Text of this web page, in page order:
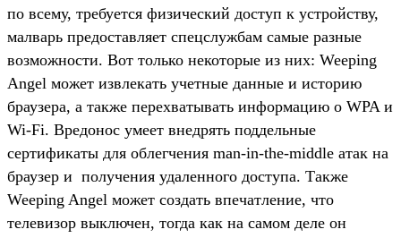
по всему, требуется физический доступ к устройству,
малварь предоставляет спецслужбам самые разные
возможности. Вот только некоторые из них: Weeping
Angel может извлекать учетные данные и историю
браузера, а также перехватывать информацию о WPA и
Wi-Fi. Вредонос умеет внедрять поддельные
сертификаты для облегчения man-in-the-middle атак на
браузер и получения удаленного доступа. Также
Weeping Angel может создать впечатление, что
телевизор выключен, тогда как на самом деле он